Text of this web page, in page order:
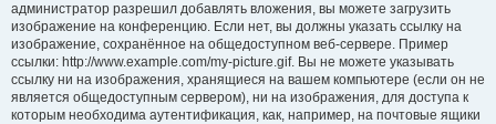
администратор разрешил добавлять вложения, вы можете загрузить
изображение на конференцию. Если нет, вы должны указать ссылку на
изображение, сохранённое на общедоступном веб-сервере. Пример
ссылки: http://www.example.com/my-picture.gif. Вы не можете указывать
ссылку ни на изображения, хранящиеся на вашем компьютере (если он не
является общедоступным сервером), ни на изображения, для доступа к
которым необходима аутентификация, как, например, на почтовые ящики